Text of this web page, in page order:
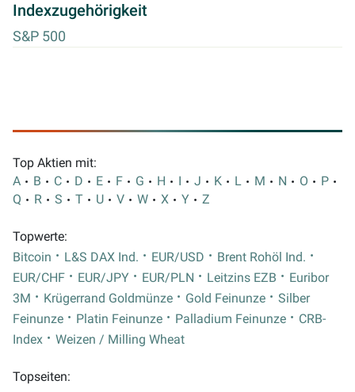
Indexzugehörigkeit
S&P 500
Top Aktien mit:
A
B C D E F G H I J K L M N O
P
Q
R S T U V W X Y Z
Topwerte:
Bitcoin
L&S DAX Ind. EUR/USD
Brent Rohöl Ind.
EUR/CHF
EUR/JPY EUR/PLN Leitzins EZB
Euribor
3M
Krügerrand Goldmünze Gold Feinunze
Silber
Feinunze
Platin Feinunze Palladium Feinunze
CRB-
Index
Weizen / Milling Wheat
Topseiten: